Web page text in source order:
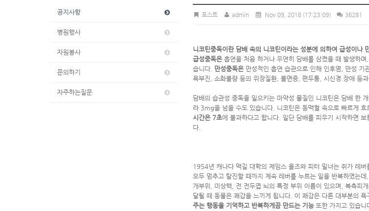
공지사항
병원행사
자원봉사
문의하기
자주하는질문
포스트 admin Nov 09, 2018 (17:23:09) 36281
니코틴중독이란 담배 속의 니코틴이라는 성분에 의하여 급성이나
급성중독은흡연을 처음 하거나 우연히 담배를 삼켰을 때 발생하
습니다. 만성중독은만성적인 흡연 습관으로 인해 인후염, 만성 기
욕부진, 소화불량 등의 위장질환, 불면증, 편두통, 시신경 장애 등
담배의 습관성 중독을 일으키는 마약성 물질인 니코틴은 담배 한
라 3mg을 넘을 수도 있습니다. 니코틴은 동맥혈 속으로 빠르게
시간은 7초에 불과하다고 합니다. 일단 담배를 피우기 시작하면
다.
1954년 캐나다 맥길 대학의 제임스 올즈와 피터 밀너는 쥐가 레
모두 멈추고 탈진할 때까지 계속 레버를 누르는 일을 반복하였는
개부위, 미상핵, 전 전두엽·뇌의 특정 부위 이름이 있으며, 복측피
달될 때 동물은 쾌감을 느끼게 됩니다. 이 쾌감은 다른 대부분의
주는 행동을 기억하고 반복하게끔 만드는 기능또한 가지고 있습니